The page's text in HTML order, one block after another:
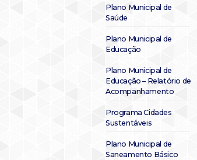
Plano Municipal de
Saúde
Plano Municipal de
Educação
Plano Municipal de
Educação – Relatório de
Acompanhamento
Programa Cidades
Sustentáveis
Plano Municipal de
Saneamento Básico